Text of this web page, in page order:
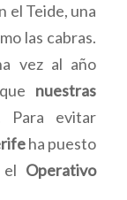
el Teide, una
las cabras.
vez al año
nuestras
Para evitar
ha puesto
Operativo